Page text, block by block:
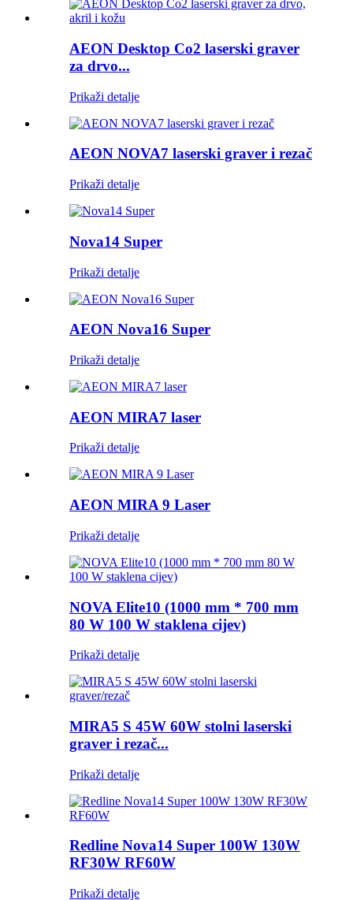
AEON Desktop Co2 laserski graver
za drvo...
Prikaži detalje
AEON NOVA7 laserski graver i rezač
Prikaži detalje
Nova14 Super
Prikaži detalje
AEON Nova16 Super
Prikaži detalje
AEON MIRA7 laser
Prikaži detalje
AEON MIRA 9 Laser
Prikaži detalje
NOVA Elite10 (1000 mm * 700 mm
80 W 100 W staklena cijev)
Prikaži detalje
MIRA5 S 45W 60W stolni laserski
graver i rezač...
Prikaži detalje
Redline Nova14 Super 100W 130W
RF30W RF60W
Prikaži detalje